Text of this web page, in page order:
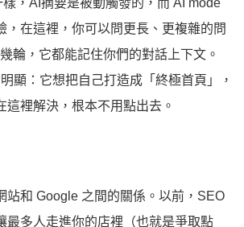
，AI摘要是被動觸發的，而 AI mode
，在這裡，你可以問更長、更複雜的問
輪，它都能記住你們的對話上下文。
顯：它想把自己打造成「終極首頁」，
這裡解決，根本不用點出去。
站和 Google 之間的關係。以前，SEO
最多人走進你的店裡（也就是爭取點